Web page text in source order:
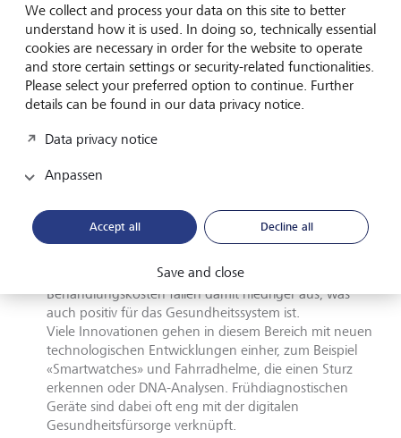
Technologie macht Medizin
effektiver
Der technologische Fortschritt verändert auch unsere
Medizin verändern. Drei Themen erscheinen hier
Entscheidungen basieren auf medizinischen
Diagnosetests. Je früher Risikofaktoren mit diesen Tests
weniger invasiv sind die Behandlungen für Patienten.
Behandlungskosten fallen damit niedriger aus, was
auch positiv für das Gesundheitssystem ist.
Viele Innovationen gehen in diesem Bereich mit neuen
technologischen Entwicklungen einher, zum Beispiel
«Smartwatches» und Fahrradhelme, die einen Sturz
erkennen oder DNA-Analysen. Frühdiagnostischen
Geräte sind dabei oft eng mit der digitalen
Gesundheitsfürsorge verknüpft.
We collect and process your data on this site to better
understand how it is used. In doing so, technically essential
cookies are necessary in order for the website to operate
and store certain settings or security-related functionalities.
Please select your preferred option to continue. Further
details can be found in our data privacy notice.
Data privacy notice
Anpassen
Accept all Decline all
Save and close